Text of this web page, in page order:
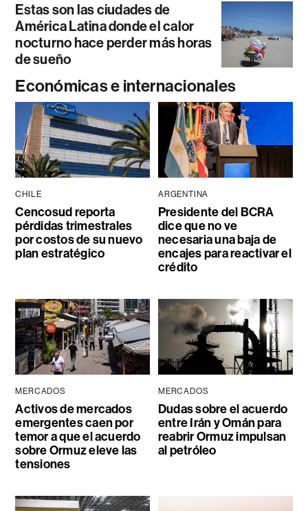
Estas son las ciudades de
América Latina donde el calor
nocturno hace perder más horas
de sueño
Económicas e internacionales
CHILE
Cencosud reporta
pérdidas trimestrales
por costos de su nuevo
plan estratégico
ARGENTINA
Presidente del BCRA
dice que no ve
necesaria una baja de
encajes para reactivar el
crédito
MERCADOS
Activos de mercados
emergentes caen por
temor a que el acuerdo
sobre Ormuz eleve las
tensiones
MERCADOS
Dudas sobre el acuerdo
entre Irán y Omán para
reabrir Ormuz impulsan
al petróleo